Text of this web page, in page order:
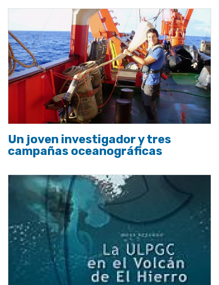
Un joven investigador y tres
campañas oceanográficas